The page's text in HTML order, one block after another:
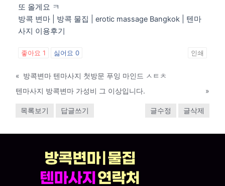
또 올게요 ㅋ
방콕 변마 | 방콕 물집 | erotic massage Bangkok | 텐마
사지 이용후기
좋아요1 싫어요0 인쇄
« 방콕변마 텐마사지 첫방문 푸잉 마인드 ㅅㅌㅊ
텐마사지 방콕변마 가성비 그 이상입니다.
»
목록보기 답글쓰기 글수정 글삭제
방콕변마 | 물집
텐마사지 연락처